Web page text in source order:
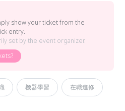
show your ticket from the
entry.
set by the event organizer.
機器學習 在職進修